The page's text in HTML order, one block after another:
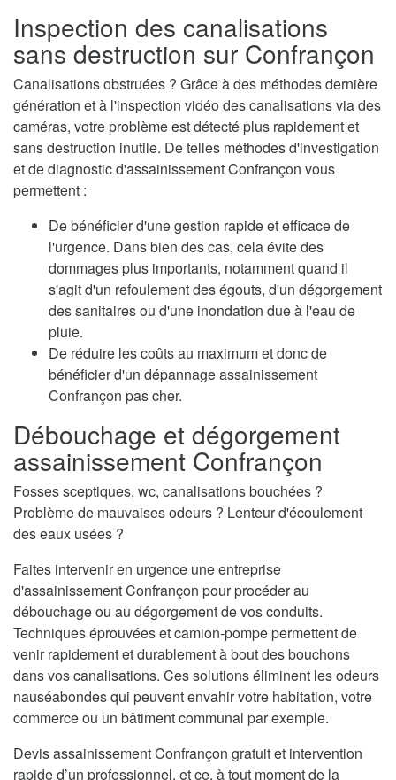
Inspection des canalisations
sans destruction sur Confrançon
Canalisations obstruées ? Grâce à des méthodes dernière
génération et à l'inspection vidéo des canalisations via des
caméras, votre problème est détecté plus rapidement et
sans destruction inutile. De telles méthodes d'investigation
et de diagnostic d'assainissement Confrançon vous
permettent :
De bénéficier d'une gestion rapide et efficace de
l'urgence. Dans bien des cas, cela évite des
dommages plus importants, notamment quand il
s'agit d'un refoulement des égouts, d'un dégorgement
des sanitaires ou d'une inondation due à l'eau de
pluie.
De réduire les coûts au maximum et donc de
bénéficier d'un dépannage assainissement
Confrançon pas cher.
Débouchage et dégorgement
assainissement Confrançon
Fosses sceptiques, wc, canalisations bouchées ?
Problème de mauvaises odeurs ? Lenteur d'écoulement
des eaux usées ?
Faites intervenir en urgence une entreprise
d'assainissement Confrançon pour procéder au
débouchage ou au dégorgement de vos conduits.
Techniques éprouvées et camion-pompe permettent de
venir rapidement et durablement à bout des bouchons
dans vos canalisations. Ces solutions éliminent les odeurs
nauséabondes qui peuvent envahir votre habitation, votre
commerce ou un bâtiment communal par exemple.
Devis assainissement Confrançon gratuit et intervention
rapide d’un professionnel, et ce, à tout moment de la